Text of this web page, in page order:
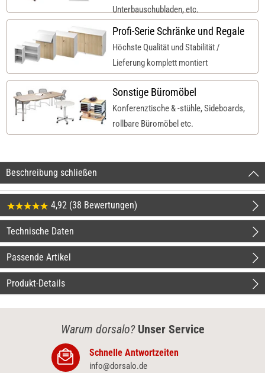
Unterbauschubladen, etc.
Profi-Serie Schränke und Regale
Höchste Qualität und Stabilität /
Lieferung komplett montiert
Sonstige Büromöbel
Konferenztische & -stühle, Sideboards,
rollbare Büromöbel etc.
Beschreibung schließen
4,92 (38 Bewertungen)
Technische Daten
Passende Artikel
Produkt-Details
Warum dorsalo? Unser Service
Schnelle Antwortzeiten
info@dorsalo.de